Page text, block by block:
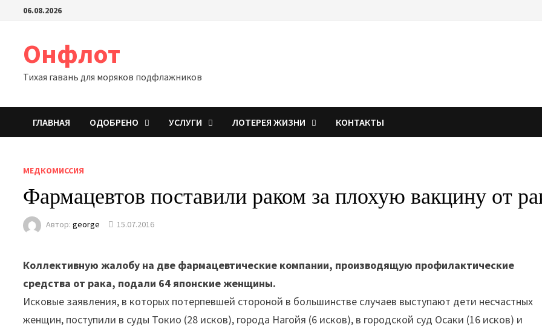
Перейти06.08.2026
Онфлот
Тихая гавань для моряков подфлажников
ГЛАВНАЯ ОДОБРЕНО УСЛУГИ ЛОТЕРЕЯ ЖИЗНИ КОНТАКТЫ
МЕДКОМИССИЯ
Фармацевтов поставили раком за плохую вакцину от
Автор:george 15.07.2016
Коллективную жалобу на две фармацевтические компании, производящую профилактические
средства от рака, подали 64 японские женщины.
Исковые заявления, в которых потерпевшей стороной в большинстве случаев выступают дети несчастных
женщин, поступили в суды Токио (28 исков), города Нагойя (6 исков), в городской суд Осаки (16 исков) и